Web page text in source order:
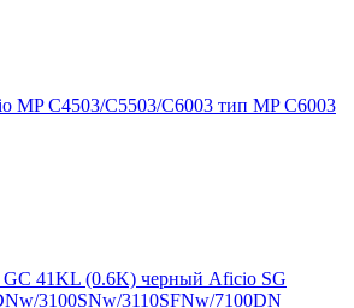
MP C4503/C5503/C6003 тип MP C6003
41KL (0.6K) черный Aficio SG
3100SNw/3110SFNw/7100DN